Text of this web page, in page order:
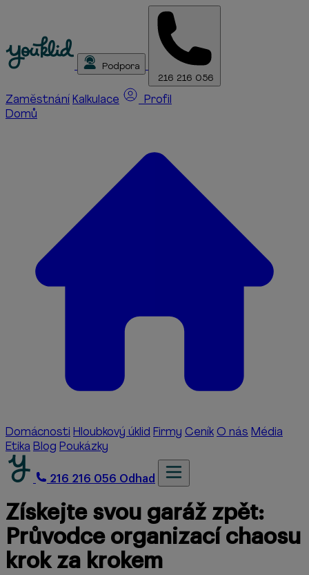
Podpora
216 216 056
Zaměstnání Kalkulace
Profil
Domů
Domácnosti Hloubkový úklid Firmy Ceník O nás Média
Etika Blog Poukázky
216 216 056 Odhad
Získejte svou garáž zpět:
Průvodce organizací chaosu
krok za krokem